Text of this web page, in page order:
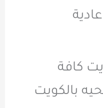
كافة
بالكويت